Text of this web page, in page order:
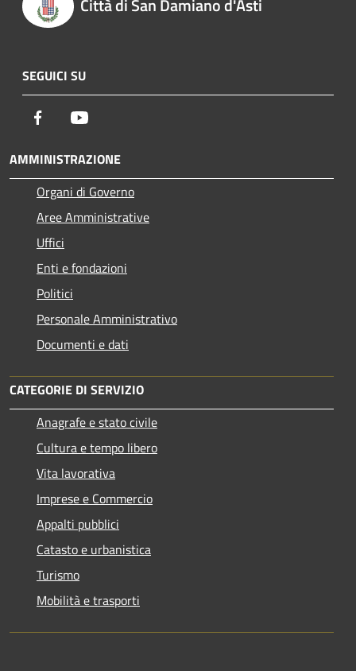
Città di San Damiano d'Asti
SEGUICI SU
Facebook
AMMINISTRAZIONE
Organi di Governo
Aree Amministrative
Uffici
Enti e fondazioni
Politici
Personale Amministrativo
Documenti e dati
CATEGORIE DI SERVIZIO
Anagrafe e stato civile
Cultura e tempo libero
Vita lavorativa
Imprese e Commercio
Appalti pubblici
Catasto e urbanistica
Turismo
Mobilità e trasporti